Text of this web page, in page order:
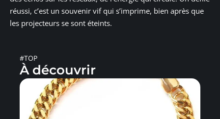
réussi, c’est un souvenir vif qui s’imprime, bien après que
les projecteurs se sont éteints.
#TOP
À découvrir